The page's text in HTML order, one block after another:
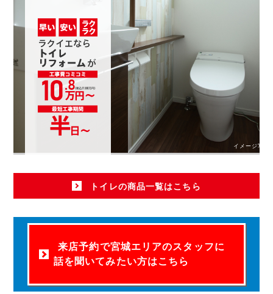
イメージ写真
トイレの商品一覧はこちら
来店予約で宮城エリアのスタッフに
話を聞いてみたい方はこちら